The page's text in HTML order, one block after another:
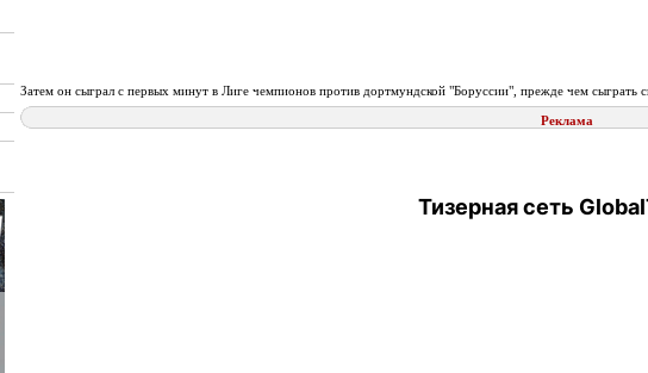
Затем он сыграл с первых минут в Лиге чемпионов против дортмундской "Боруссии", прежде чем сыграть
Реклама
Тизерная сеть